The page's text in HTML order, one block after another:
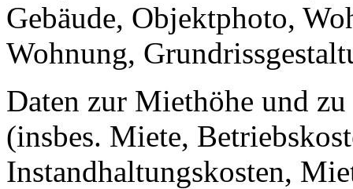
Gebäude, Objektphoto,
Wohnung,
Daten zur Miethöhe und
(insbes. Miete,
Instandhaltungskosten,